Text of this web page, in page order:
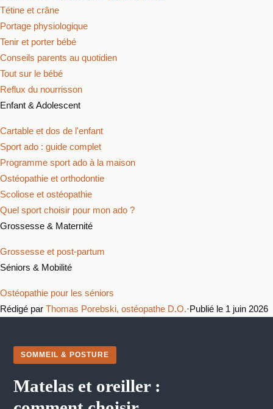
Tétine et crâne
Portage physiologique
Tenir et porter bébé
Conseils parents au quotidien
Tout sur le bébé
Reflux du nourrisson
Enfant & Adolescent
Cartable et dos de l'enfant
Sport ado : guide complet
Programme sport ado à la maison
Ostéopathie et orthodontie
Scoliose et ostéopathie
Quel sport choisir pour mon ado ?
Grossesse & Maternité
Grossesse et post-partum
Séniors & Mobilité
Ostéopathie pour les séniors
Rédigé par Thomas Porebski, ostéopathe D.O.·Publié le 1 juin 2026
SOMMEIL & POSTURE
Matelas et oreiller :